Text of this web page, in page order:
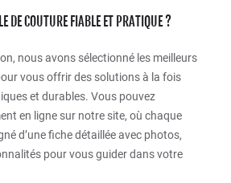
DE COUTURE FIABLE ET PRATIQUE ?
nous avons sélectionné les meilleurs
vous offrir des solutions à la fois
et durables. Vous pouvez
en ligne sur notre site, où chaque
d’une fiche détaillée avec photos,
pour vous guider dans votre